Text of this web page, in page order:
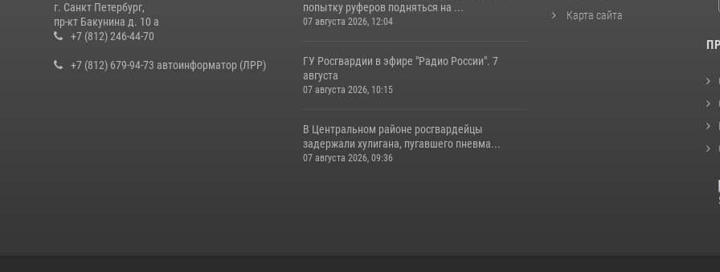
г. Санкт Петербург,
пр-кт Бакунина д. 10 а
+7 (812) 246-44-70
+7 (812) 679-94-73 автоинформатор (ЛРР)
попытку руферов подняться на ...
07 августа 2026, 12:04
ГУ Росгвардии в эфире "Радио России". 7
августа
07 августа 2026, 10:15
В Центральном районе росгвардейцы
задержали хулигана, пугавшего пневма...
07 августа 2026, 09:36
Карта сайта